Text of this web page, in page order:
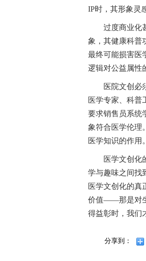
IP时，其形象灵
过度商业化
象，其健康科普
最终可能损害医
逻辑对公益属性
医院文创必
医学专家、科普
要求销售员系统
象符合医学伦理
医学知识的作用。
医学文创化
学与趣味之间找
医学文创化的真
价值——那是对
得益彰时，我们
分享到：